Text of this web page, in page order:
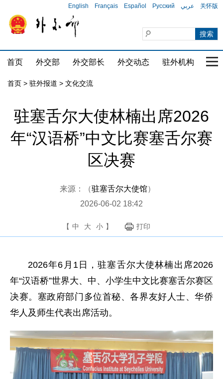
English Français Español Русский عربي 关怀版
首页 外交部 外交部长 外交动态 驻外机构 国
首页 > 驻外报道 > 文化交流
驻塞舌尔大使林楠出席2026
年“汉语桥”中文比赛塞舌尔赛
区决赛
来源：（驻塞舌尔大使馆）
2026-06-02 18:42
【 中 大 小 】 打印
2026年6月1日，驻塞舌尔大使林楠出席2026
年“汉语桥”世界大、中、小学生中文比赛塞舌尔赛区
决赛。塞政府部门多位首秘、各界友好人士、华侨
华人及师生代表出席活动。